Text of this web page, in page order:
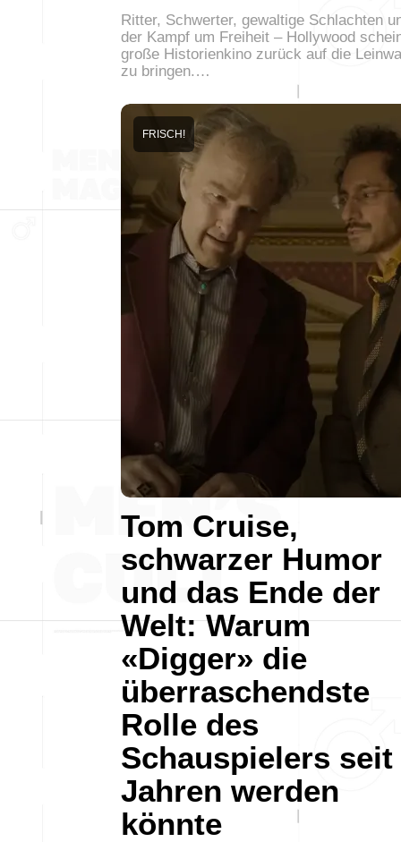
Ritter, Schwerter, gewaltige Schlachten
der Kampf um Freiheit – Hollywood
große Historienkino zurück auf die
zu bringen.…
Tom Cruise,
schwarzer Humor
und das Ende der
Welt: Warum
«Digger» die
überraschendste
Rolle des
Schauspielers seit
Jahren werden
könnte
FRISCH!